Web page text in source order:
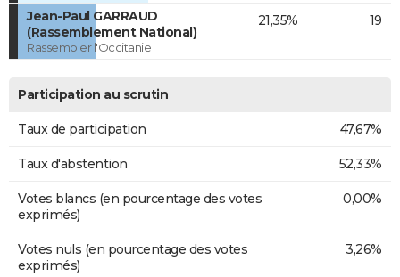
Jean-Paul GARRAUD
(Rassemblement National)
Rassembler l'Occitanie
21,35% 19
Participation au scrutin
Taux de participation 47,67%
Taux d'abstention 52,33%
Votes blancs (en pourcentage des votes
exprimés)
0,00%
Votes nuls (en pourcentage des votes
exprimés)
3,26%